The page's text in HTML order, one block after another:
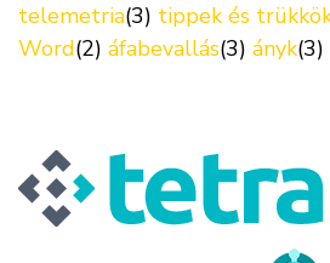
telemetria(3) tippek és
Word(2) áfabevallás(3) ányk(3)